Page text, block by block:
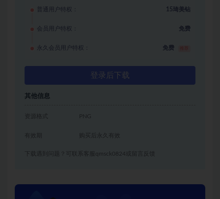
普通用户特权： 15琦美钻
会员用户特权： 免费
永久会员用户特权： 免费
登录后下载
其他信息
资源格式 PNG
有效期 购买后永久有效
下载遇到问题？可联系客服qmsck0824或留言反馈